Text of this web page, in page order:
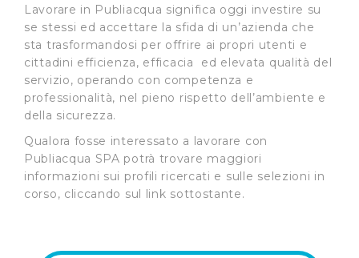
Lavorare in Publiacqua significa oggi investire su
se stessi ed accettare la sfida di un’azienda che
sta trasformandosi per offrire ai propri utenti e
cittadini efficienza, efficacia ed elevata qualità del
servizio, operando con competenza e
professionalità, nel pieno rispetto dell’ambiente e
della sicurezza.
Qualora fosse interessato a lavorare con
Publiacqua SPA potrà trovare maggiori
informazioni sui profili ricercati e sulle selezioni in
corso, cliccando sul link sottostante.